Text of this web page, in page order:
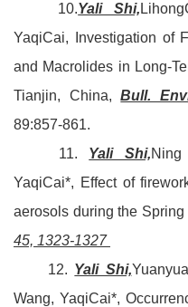
10.Yali Shi,
YaqiCai, Investigation of
and Macrolides in Long-
Tianjin, China,Bull.
89:857-861.
11. Yali Shi,
YaqiCai*, Effect of
aerosols during the
45, 1323-1327
12. Yali Shi,
Wang, YaqiCai*,